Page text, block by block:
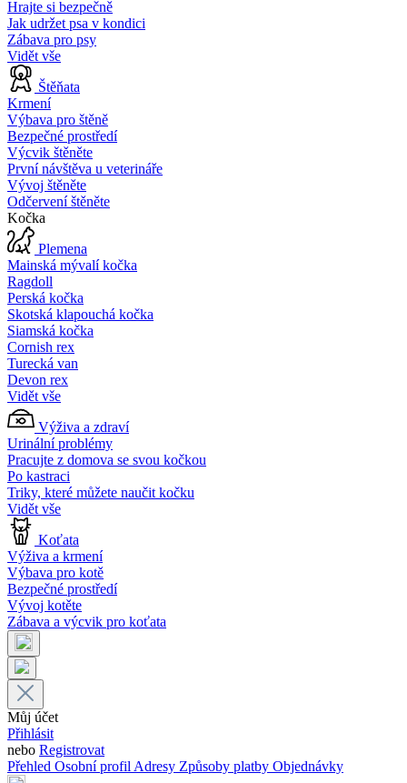
Hrajte si bezpečně
Jak udržet psa v kondici
Zábava pro psy
Vidět vše
Štěňata
Krmení
Výbava pro štěně
Bezpečné prostředí
Výcvik štěněte
První návštěva u veterináře
Vývoj štěněte
Odčervení štěněte
Kočka
Plemena
Mainská mývalí kočka
Ragdoll
Perská kočka
Skotská klapouchá kočka
Siamská kočka
Cornish rex
Turecká van
Devon rex
Vidět vše
Výživa a zdraví
Urinální problémy
Pracujte z domova se svou kočkou
Po kastraci
Triky, které můžete naučit kočku
Vidět vše
Koťata
Výživa a krmení
Výbava pro kotě
Bezpečné prostředí
Vývoj kotěte
Zábava a výcvik pro koťata
Můj účet
Přihlásit
nebo Registrovat
Přehled Osobní profilAdresy Způsoby platby Objednávky